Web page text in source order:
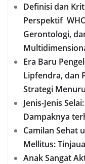
Definisi dan
Perspektif
Gerontologi,
Era Baru
Lipfendra, dan
Strategi
Jenis-Jenis
Dampaknya
Camilan Sehat
Mellitus:
Anak Sangat